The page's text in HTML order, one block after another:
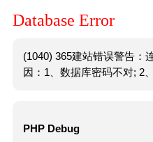
Database Error
(1040) 365建站错误警告：
因：1、数据库密码不对; 2
PHP Debug